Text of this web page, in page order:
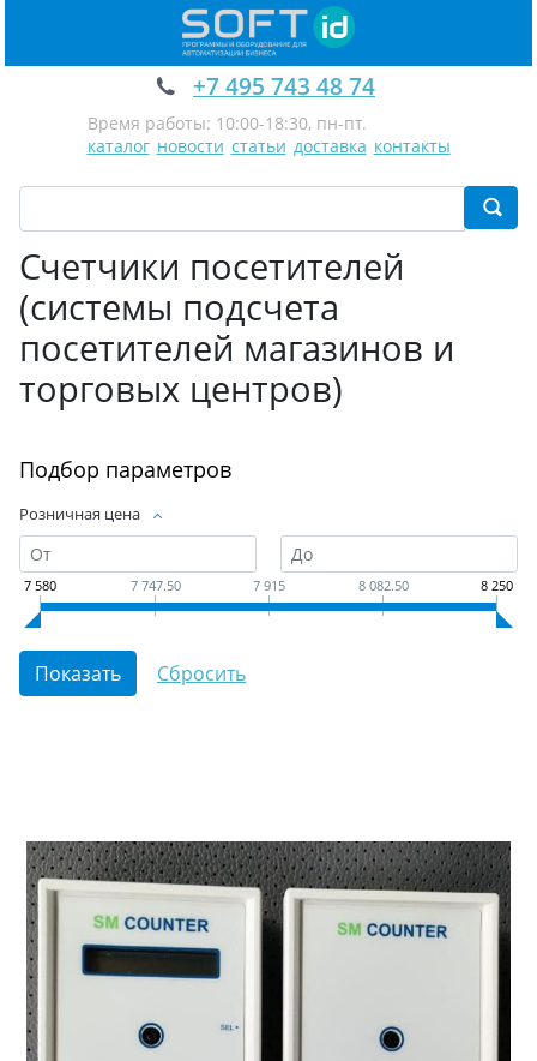
+7 495 743 48 74
Время работы: 10:00-18:30, пн-пт.
каталог новости статьи доставка контакты
Счетчики посетителей
(системы подсчета
посетителей магазинов и
торговых центров)
Подбор параметров
Розничная цена
7 580 7 747.50 7 915 8 082.50 8 250